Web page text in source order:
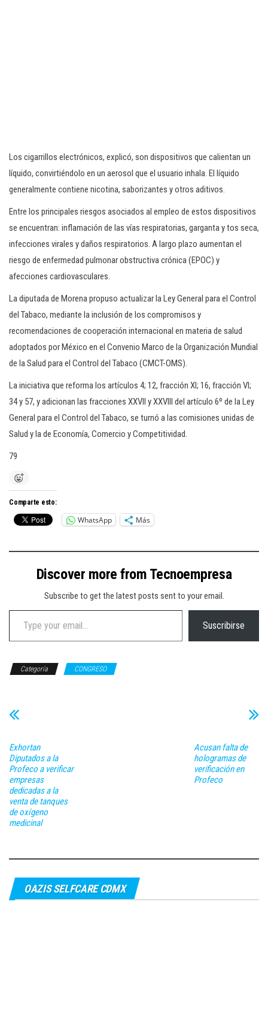
Los cigarrillos electrónicos, explicó, son dispositivos que calientan un
líquido, convirtiéndolo en un aerosol que el usuario inhala. El líquido
generalmente contiene nicotina, saborizantes y otros aditivos.
Entre los principales riesgos asociados al empleo de estos dispositivos
se encuentran: inflamación de las vías respiratorias, garganta y tos seca,
infecciones virales y daños respiratorios. A largo plazo aumentan el
riesgo de enfermedad pulmonar obstructiva crónica (EPOC) y
afecciones cardiovasculares.
La diputada de Morena propuso actualizar la Ley General para el Control
del Tabaco, mediante la inclusión de los compromisos y
recomendaciones de cooperación internacional en materia de salud
adoptados por México en el Convenio Marco de la Organización Mundial
de la Salud para el Control del Tabaco (CMCT-OMS).
La iniciativa que reforma los artículos 4; 12, fracción XI; 16, fracción VI;
34 y 57, y adicionan las fracciones XXVII y XXVIII del artículo 6º de la Ley
General para el Control del Tabaco, se turnó a las comisiones unidas de
Salud y la de Economía, Comercio y Competitividad.
79
Comparte esto:
WhatsApp Más
Discover more from Tecnoempresa
Subscribe to get the latest posts sent to your email.
Type your email…
Suscribirse
Categoría CONGRESO
Exhortan
Diputados a la
Profeco a verificar
empresas
dedicadas a la
venta de tanques
de oxígeno
medicinal
Acusan falta de
hologramas de
verificación en
Profeco
OAZIS SELFCARE CDMX